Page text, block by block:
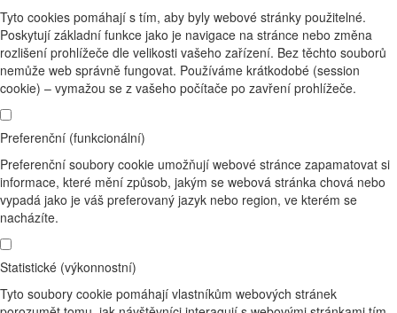
Tyto cookies pomáhají s tím, aby byly webové stránky použitelné.
Poskytují základní funkce jako je navigace na stránce nebo změna
rozlišení prohlížeče dle velikosti vašeho zařízení. Bez těchto souborů
nemůže web správně fungovat. Používáme krátkodobé (session
cookie) – vymažou se z vašeho počítače po zavření prohlížeče.
Preferenční (funkcionální)
Preferenční soubory cookie umožňují webové stránce zapamatovat si
informace, které mění způsob, jakým se webová stránka chová nebo
vypadá jako je váš preferovaný jazyk nebo region, ve kterém se
nacházíte.
Statistické (výkonnostní)
Tyto soubory cookie pomáhají vlastníkům webových stránek